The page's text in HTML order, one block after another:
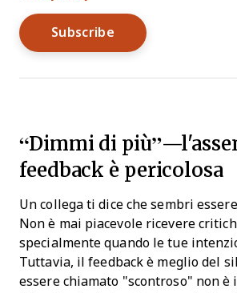
“Dimmi di
feedback è pericolosa
Un collega ti dice che sembri
Non è mai piacevole ricevere
specialmente quando le tue
Tuttavia, il feedback è meglio del
essere chiamato "scontroso" non è